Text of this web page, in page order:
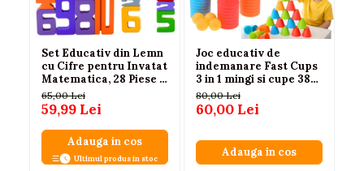
Set Educativ din Lemn
cu Cifre pentru Invatat
Matematica, 28 Piese +
2 Zaruri
65,00 Lei
59,99 Lei
Adauga in cos
Ultimul produs in stoc
Joc educativ de
indemanare Fast Cups
3 in 1 mingi si cupe 38
piese, 3 ani+
80,00 Lei
60,00 Lei
Adauga in cos